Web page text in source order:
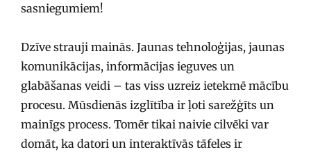
sasniegumiem!
Dzīve strauji mainās. Jaunas tehnoloģijas, jaunas
komunikācijas, informācijas ieguves un
glabāšanas veidi – tas viss uzreiz ietekmē mācību
procesu. Mūsdienās izglītība ir ļoti sarežģīts un
mainīgs process. Tomēr tikai naivie cilvēki var
domāt, ka datori un interaktīvās tāfeles ir